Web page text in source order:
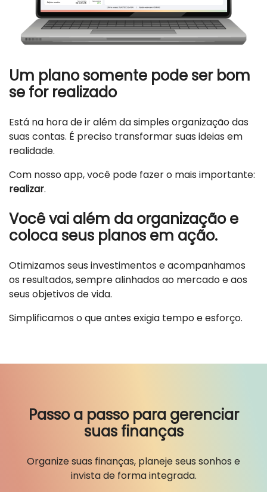
Um plano somente pode ser bom
se for realizado
Está na hora de ir além da simples organização das
suas contas. É preciso transformar suas ideias em
realidade.
Com nosso app, você pode fazer o mais importante:
realizar.
Você vai além da organização e
coloca seus planos em ação.
Otimizamos seus investimentos e acompanhamos
os resultados, sempre alinhados ao mercado e aos
seus objetivos de vida.
Simplificamos o que antes exigia tempo e esforço.
Passo a passo para gerenciar
suas finanças
Organize suas finanças, planeje seus sonhos e
invista de forma integrada.